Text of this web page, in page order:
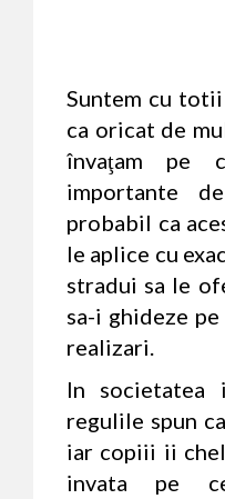
Suntem cu
ca oricat de
învaţam pe
importante
probabil ca
le aplice cu
stradui sa le
sa-i ghideze
realizari.
In societatea
regulile spun
iar copiii ii
invata pe